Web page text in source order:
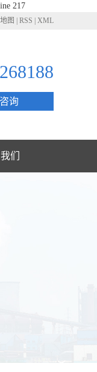
217
图 RSS XML
询
们